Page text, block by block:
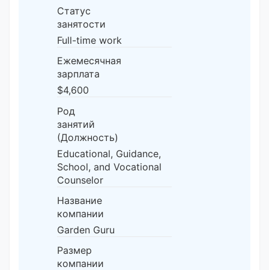
Статус
занятости
Full-time work
Ежемесячная
зарплата
$4,600
Род
занятий
(Должность)
Educational, Guidance,
School, and Vocational
Counselor
Название
компании
Garden Guru
Размер
компании